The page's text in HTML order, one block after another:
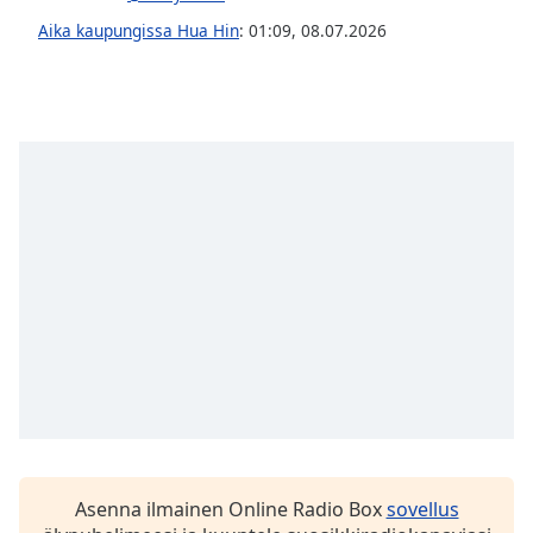
Opacity
Aika kaupungissa Hua Hin: 01:09, 08.07.2026
Asenna ilmainen Online Radio Boxsovellus